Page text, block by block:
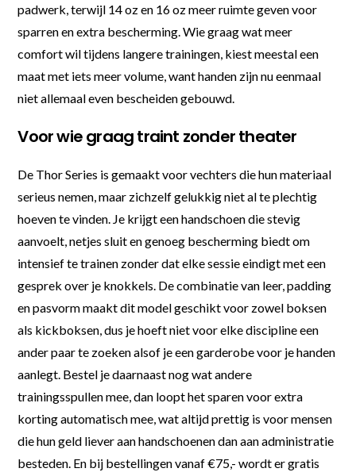
padwerk, terwijl 14 oz en 16 oz meer ruimte geven voor
sparren en extra bescherming. Wie graag wat meer
comfort wil tijdens langere trainingen, kiest meestal een
maat met iets meer volume, want handen zijn nu eenmaal
niet allemaal even bescheiden gebouwd.
Voor wie graag traint zonder theater
De Thor Series is gemaakt voor vechters die hun materiaal
serieus nemen, maar zichzelf gelukkig niet al te plechtig
hoeven te vinden. Je krijgt een handschoen die stevig
aanvoelt, netjes sluit en genoeg bescherming biedt om
intensief te trainen zonder dat elke sessie eindigt met een
gesprek over je knokkels. De combinatie van leer, padding
en pasvorm maakt dit model geschikt voor zowel boksen
als kickboksen, dus je hoeft niet voor elke discipline een
ander paar te zoeken alsof je een garderobe voor je handen
aanlegt. Bestel je daarnaast nog wat andere
trainingsspullen mee, dan loopt het sparen voor extra
korting automatisch mee, wat altijd prettig is voor mensen
die hun geld liever aan handschoenen dan aan administratie
besteden. En bij bestellingen vanaf €75,- wordt er gratis